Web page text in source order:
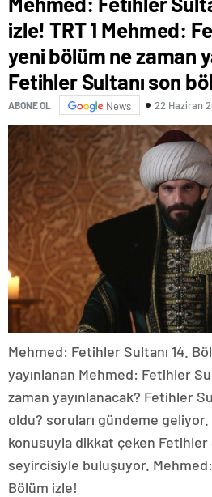
izle! TRT 1 Mehmed:
yeni bölüm ne zaman
Fetihler Sultanı son
ABONE OL News 22 Haziran
Mehmed: Fetihler Sultanı 14.
yayınlanan Mehmed: Fetihler
zaman yayınlanacak? Fetihler
oldu? soruları gündeme
konusuyla dikkat çeken Fetihler
seyircisiyle buluşuyor. Mehmed:
Bölüm izle!